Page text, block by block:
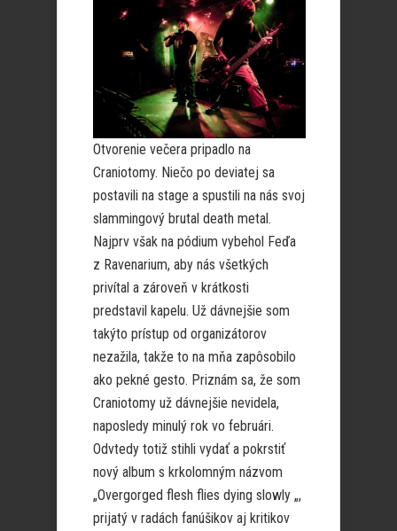
Otvorenie večera pripadlo na
Craniotomy. Niečo po deviatej sa
postavili na stage a spustili na nás svoj
slammingový brutal death metal.
Najprv však na pódium vybehol Feďa
z Ravenarium, aby nás všetkých
privítal a zároveň v krátkosti
predstavil kapelu. Už dávnejšie som
takýto prístup od organizátorov
nezažila, takže to na mňa zapôsobilo
ako pekné gesto. Priznám sa, že som
Craniotomy už dávnejšie nevidela,
naposledy minulý rok vo februári.
Odvtedy totiž stihli vydať a pokrstiť
nový album s krkolomným názvom
„Overgorged flesh flies dying slowly „,
prijatý v radách fanúšikov aj kritikov